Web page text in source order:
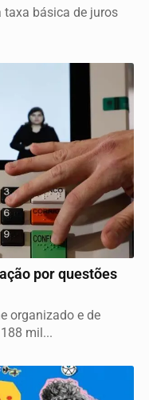
taxa básica de juros
por questões
organizado e de
mil...